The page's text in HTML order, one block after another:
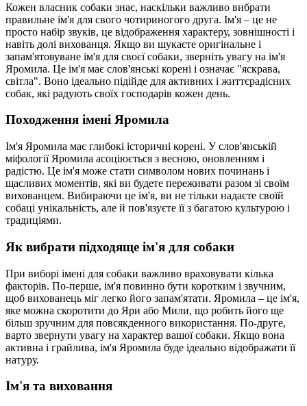
Кожен власник собаки знає, наскільки важливо вибрати
правильне ім'я для свого чотириногого друга. Ім'я – це не
просто набір звуків, це відображення характеру, зовнішності і
навіть долі вихованця. Якщо ви шукаєте оригінальне і
запам'ятовуване ім'я для своєї собаки, зверніть увагу на ім'я
Яромила. Це ім'я має слов'янські корені і означає "яскрава,
світла". Воно ідеально підійде для активних і життєрадісних
собак, які радують своїх господарів кожен день.
Походження імені Яромила
Ім'я Яромила має глибокі історичні корені. У слов'янській
міфології Яромила асоціюється з весною, оновленням і
радістю. Це ім'я може стати символом нових починань і
щасливих моментів, які ви будете переживати разом зі своїм
вихованцем. Вибираючи це ім'я, ви не тільки надаєте своїй
собаці унікальність, але й пов'язуєте її з багатою культурою і
традиціями.
Як вибрати підходяще ім'я для собаки
При виборі імені для собаки важливо враховувати кілька
факторів. По-перше, ім'я повинно бути коротким і звучним,
щоб вихованець міг легко його запам'ятати. Яромила – це ім'я,
яке можна скоротити до Яри або Мили, що робить його ще
більш зручним для повсякденного використання. По-друге,
варто звернути увагу на характер вашої собаки. Якщо вона
активна і грайлива, ім'я Яромила буде ідеально відображати її
натуру.
Ім'я та виховання